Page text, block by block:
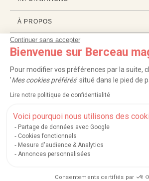
Continuer sans accepter
Bienvenue sur Berceau
Pour modifier vos préférences par la suite,
'Mes cookies préférés' situé dans le pied de
Lire notre politique de confidentialité
Voici pourquoi nous utilisons des
Partage de données avec Google
Cookies fonctionnels
Mesure d'audience & Analytics
Annonces personnalisées
Consentements certifiés par
À PROPOS
PROFESSIONNELS
LISTES CADEAUX
Service après-vente| FAQ |Rappels de produits|
Mentions légales et crédits Conditions générales de
Nos moyens de paiement